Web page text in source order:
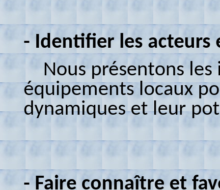
- Identifier les acteurs
Nous présentons les
équipements locaux
dynamiques et leur
- Faire connaître et